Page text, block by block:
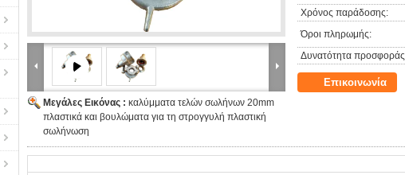
Μεγάλες Εικόνας : καλύμματα τελών σωλήνων 20mm
πλαστικά και βουλώματα για τη στρογγυλή πλαστική
σωλήνωση
Χρόνος παράδοσης:
Όροι πληρωμής:
Δυνατότητα
Επικοινωνία